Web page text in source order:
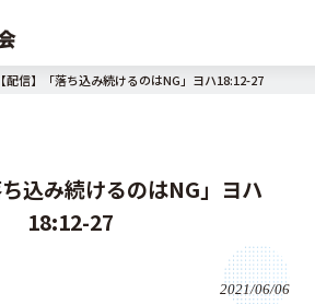
【配信】「落ち込み続けるのはNG」ヨハ18:12-27
ち込み続けるのはNG」ヨハ
18:12-27
2021/06/06